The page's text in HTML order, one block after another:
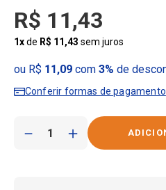
R$ 11,43
1xde R$ 11,43 sem juros
ou R$ 11,09com 3% de
Conferir formas de pagamento
＋
－